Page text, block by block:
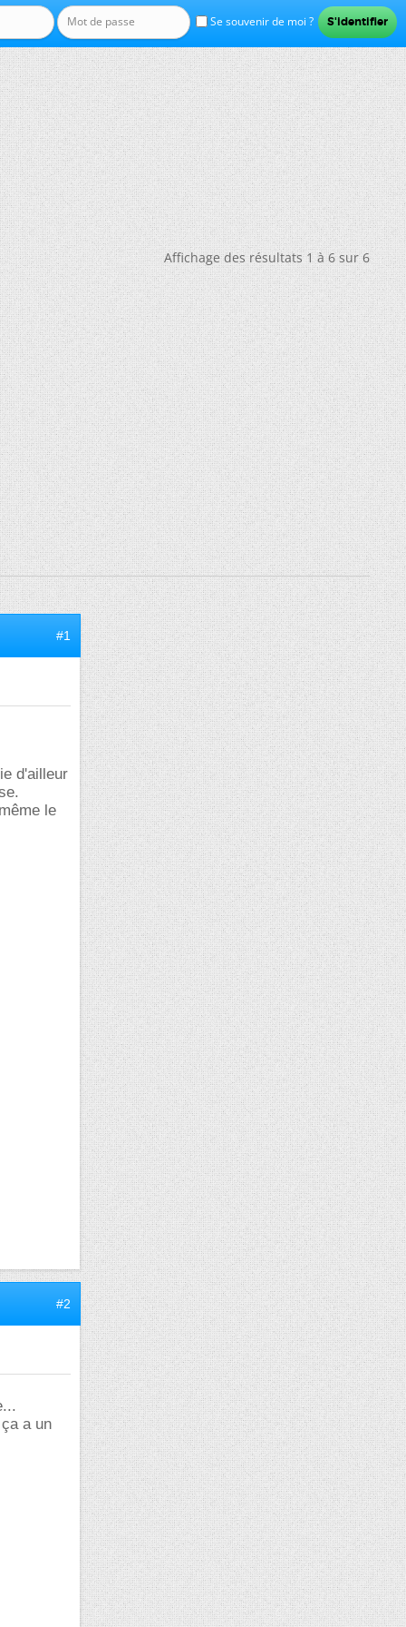
Se souvenir de moi ?
Affichage des résultats 1 à 6 sur 6
#1
d'ailleur
le
#2
a un